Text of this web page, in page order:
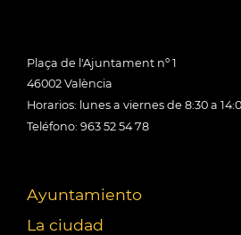
Plaça de l'Ajuntament nº 1
46002 València
Horarios: lunes a viernes de 8:30 a
Teléfono: 963 52 54 78
Ayuntamiento
La ciudad